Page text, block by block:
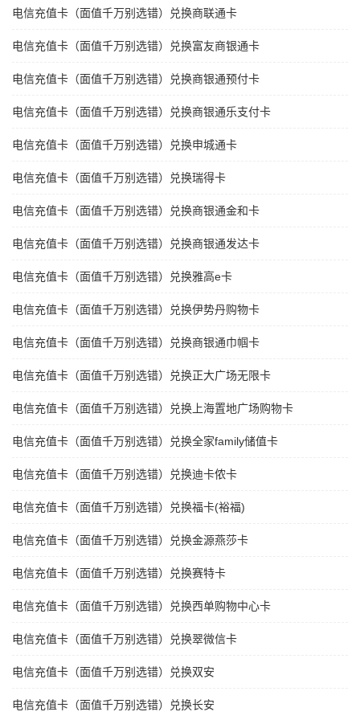
电信充值卡（面值千万别选错）兑换商联通卡
电信充值卡（面值千万别选错）兑换富友商银通卡
电信充值卡（面值千万别选错）兑换商银通预付卡
电信充值卡（面值千万别选错）兑换商银通乐支付卡
电信充值卡（面值千万别选错）兑换申城通卡
电信充值卡（面值千万别选错）兑换瑞得卡
电信充值卡（面值千万别选错）兑换商银通金和卡
电信充值卡（面值千万别选错）兑换商银通发达卡
电信充值卡（面值千万别选错）兑换雅高e卡
电信充值卡（面值千万别选错）兑换伊势丹购物卡
电信充值卡（面值千万别选错）兑换商银通巾帼卡
电信充值卡（面值千万别选错）兑换正大广场无限卡
电信充值卡（面值千万别选错）兑换上海置地广场购物卡
电信充值卡（面值千万别选错）兑换全家family储值卡
电信充值卡（面值千万别选错）兑换迪卡侬卡
电信充值卡（面值千万别选错）兑换福卡(裕福)
电信充值卡（面值千万别选错）兑换金源燕莎卡
电信充值卡（面值千万别选错）兑换赛特卡
电信充值卡（面值千万别选错）兑换西单购物中心卡
电信充值卡（面值千万别选错）兑换翠微信卡
电信充值卡（面值千万别选错）兑换双安
电信充值卡（面值千万别选错）兑换长安